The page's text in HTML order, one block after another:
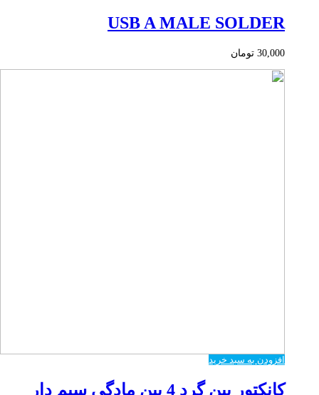
USB A MALE SOLDER
30,000 تومان
افزودن به سبد خرید
کانکتور پین گرد 4 پین مادگی سیم دار